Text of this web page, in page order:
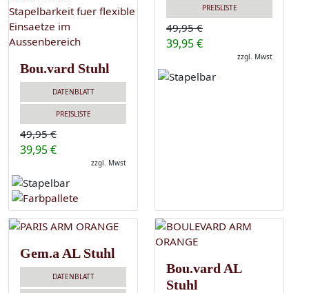
Bou.vard Stuhl
DATENBLATT
PREISLISTE
49,95 €
39,95 €
zzgl. Mwst
PREISLISTE
49,95 €
39,95 €
zzgl. Mwst
Gem.a AL Stuhl
DATENBLATT
Bou.vard AL
Stuhl